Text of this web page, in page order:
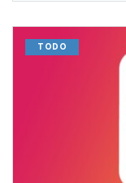
TODO